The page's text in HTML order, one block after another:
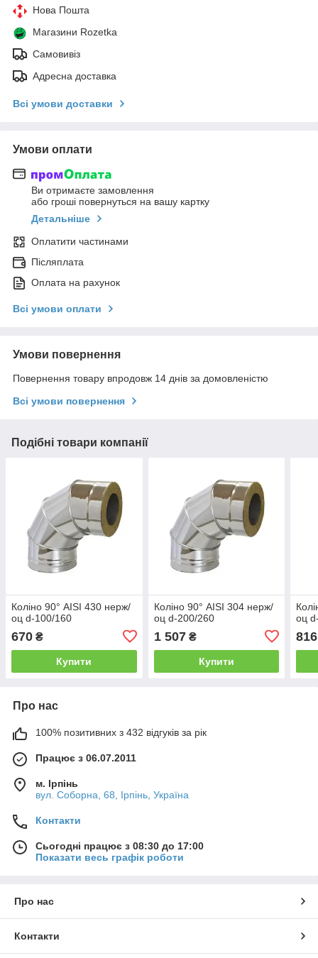
Нова Пошта
Магазини Rozetka
Самовивіз
Адресна доставка
Всі умови доставки
Умови оплати
Ви отримаєте замовлення
або гроші повернуться на вашу картку
Детальніше
Оплатити частинами
Післяплата
Оплата на рахунок
Всі умови оплати
Умови повернення
Повернення товару впродовж 14 днів за домовленістю
Всі умови повернення
Подібні товари компанії
Коліно 90° AISI 430 нерж/
оц d-100/160
670 ₴
Купити
Коліно 90° AISI 304 нерж/
оц d-200/260
1 507₴
Купити
оц
816
Про нас
100% позитивних з 432 відгуків за рік
Працює з 06.07.2011
м. Ірпінь
вул. Соборна, 68, Ірпінь, Україна
Контакти
Сьогодні працює з 08:30 до 17:00
Показати весь графік роботи
Про нас
Контакти